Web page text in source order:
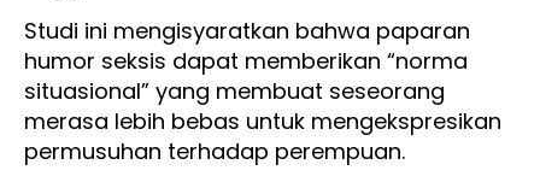
Studi ini mengisyaratkan bahwa paparan
humor seksis dapat memberikan “norma
situasional” yang membuat seseorang
merasa lebih bebas untuk mengekspresikan
permusuhan terhadap perempuan.